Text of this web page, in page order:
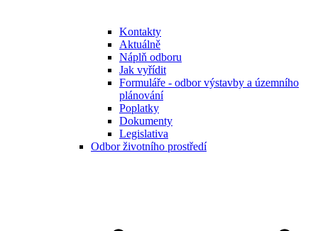
Kontakty
Aktuálně
Náplň odboru
Jak vyřídit
Formuláře - odbor výstavby a územního
plánování
Poplatky
Dokumenty
Legislativa
Odbor životního prostředí